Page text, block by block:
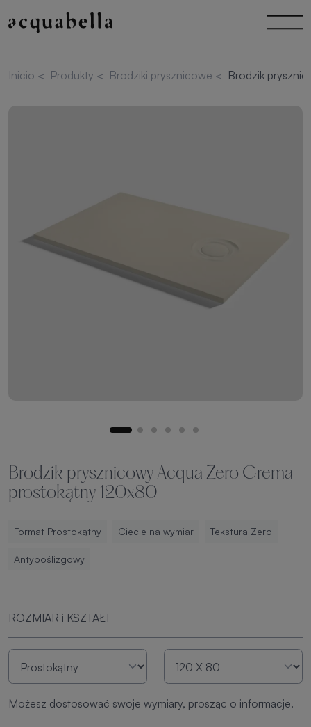
Inicio < Produkty < Brodziki prysznicowe < Brodzik
Brodzik prysznicowy Acqua Zero Crema
prostokątny 120x80
Format Prostokątny Cięcie na wymiar Tekstura Zero
Antypoślizgowy
ROZMIAR i KSZTAŁT
Możesz dostosować swoje wymiary, prosząc o informacje.